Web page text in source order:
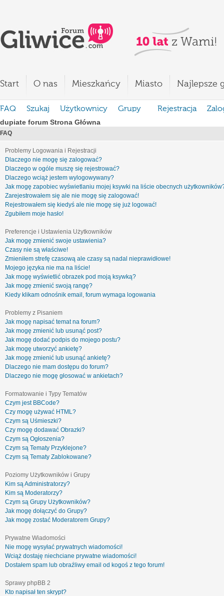
Start O nas Mieszkańcy Miasto Najlepsze
FAQ Szukaj Użytkownicy Grupy Rejestracja
dupiate forum Strona Główna
FAQ
Problemy Logowania i Rejestracji
Dlaczego nie mogę się zalogować?
Dlaczego w ogóle muszę się rejestrować?
Dlaczego wciąż jestem wylogowywany?
Jak mogę zapobiec wyświetlaniu mojej ksywki na liście obecnych
Zarejestrowałem się ale nie mogę się zalogować!
Rejestrowałem się kiedyś ale nie mogę się już logować!
Zgubiłem moje hasło!
Preferencje i Ustawienia Użytkowników
Jak mogę zmienić swoje ustawienia?
Czasy nie są właściwe!
Zmieniłem strefę czasową ale czasy są nadal nieprawidłowe!
Mojego języka nie ma na liście!
Jak mogę wyświetlić obrazek pod moją ksywką?
Jak mogę zmienić swoją rangę?
Kiedy klikam odnośnik email, forum wymaga logowania
Problemy z Pisaniem
Jak mogę napisać temat na forum?
Jak mogę zmienić lub usunąć post?
Jak mogę dodać podpis do mojego postu?
Jak mogę utworzyć ankietę?
Jak mogę zmienić lub usunąć ankietę?
Dlaczego nie mam dostępu do forum?
Dlaczego nie mogę głosować w ankietach?
Formatowanie i Typy Tematów
Czym jest BBCode?
Czy mogę używać HTML?
Czym są Uśmieszki?
Czy mogę dodawać Obrazki?
Czym są Ogłoszenia?
Czym są Tematy Przyklejone?
Czym są Tematy Zablokowane?
Poziomy Użytkowników i Grupy
Kim są Administratorzy?
Kim są Moderatorzy?
Czym są Grupy Użytkowników?
Jak mogę dołączyć do Grupy?
Jak mogę zostać Moderatorem Grupy?
Prywatne Wiadomości
Nie mogę wysyłać prywatnych wiadomości!
Wciąż dostaję niechciane prywatne wiadomości!
Dostałem spam lub obraźliwy email od kogoś z tego forum!
Sprawy phpBB 2
Kto napisał ten skrypt?